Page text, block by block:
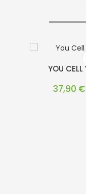
YOU CELL
Cena
37,90 €